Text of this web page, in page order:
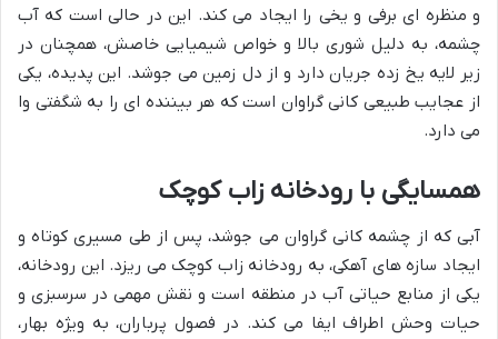
و منظره ای برفی و یخی را ایجاد می کند. این در حالی است که آب
چشمه، به دلیل شوری بالا و خواص شیمیایی خاصش، همچنان در
زیر لایه یخ زده جریان دارد و از دل زمین می جوشد. این پدیده، یکی
از عجایب طبیعی کانی گراوان است که هر بیننده ای را به شگفتی وا
می دارد.
همسایگی با رودخانه زاب کوچک
آبی که از چشمه کانی گراوان می جوشد، پس از طی مسیری کوتاه و
ایجاد سازه های آهکی، به رودخانه زاب کوچک می ریزد. این رودخانه،
یکی از منابع حیاتی آب در منطقه است و نقش مهمی در سرسبزی و
حیات وحش اطراف ایفا می کند. در فصول پرباران، به ویژه بهار،